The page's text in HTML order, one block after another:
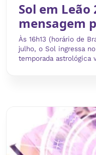
Sol em
mensagem
Às 16h13 (horário de
julho, o Sol ingressa
temporada astrológica